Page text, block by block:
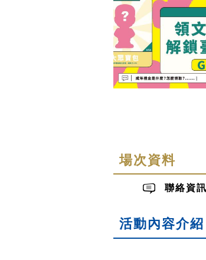
場次資料
聯絡資
活動內容介紹